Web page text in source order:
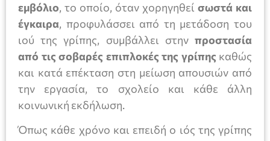
εμβόλιο, το οποίο, όταν χορηγηθεί σωστά και
έγκαιρα, προφυλάσσει από τη μετάδοση του
ιού της γρίπης, συμβάλλει στην προστασία
από τις σοβαρές επιπλοκές της γρίπης καθώς
και κατά επέκταση στη μείωση απουσιών από
την εργασία, το σχολείο και κάθε άλλη
κοινωνική εκδήλωση.
Όπως κάθε χρόνο και επειδή ο ιός της γρίπης